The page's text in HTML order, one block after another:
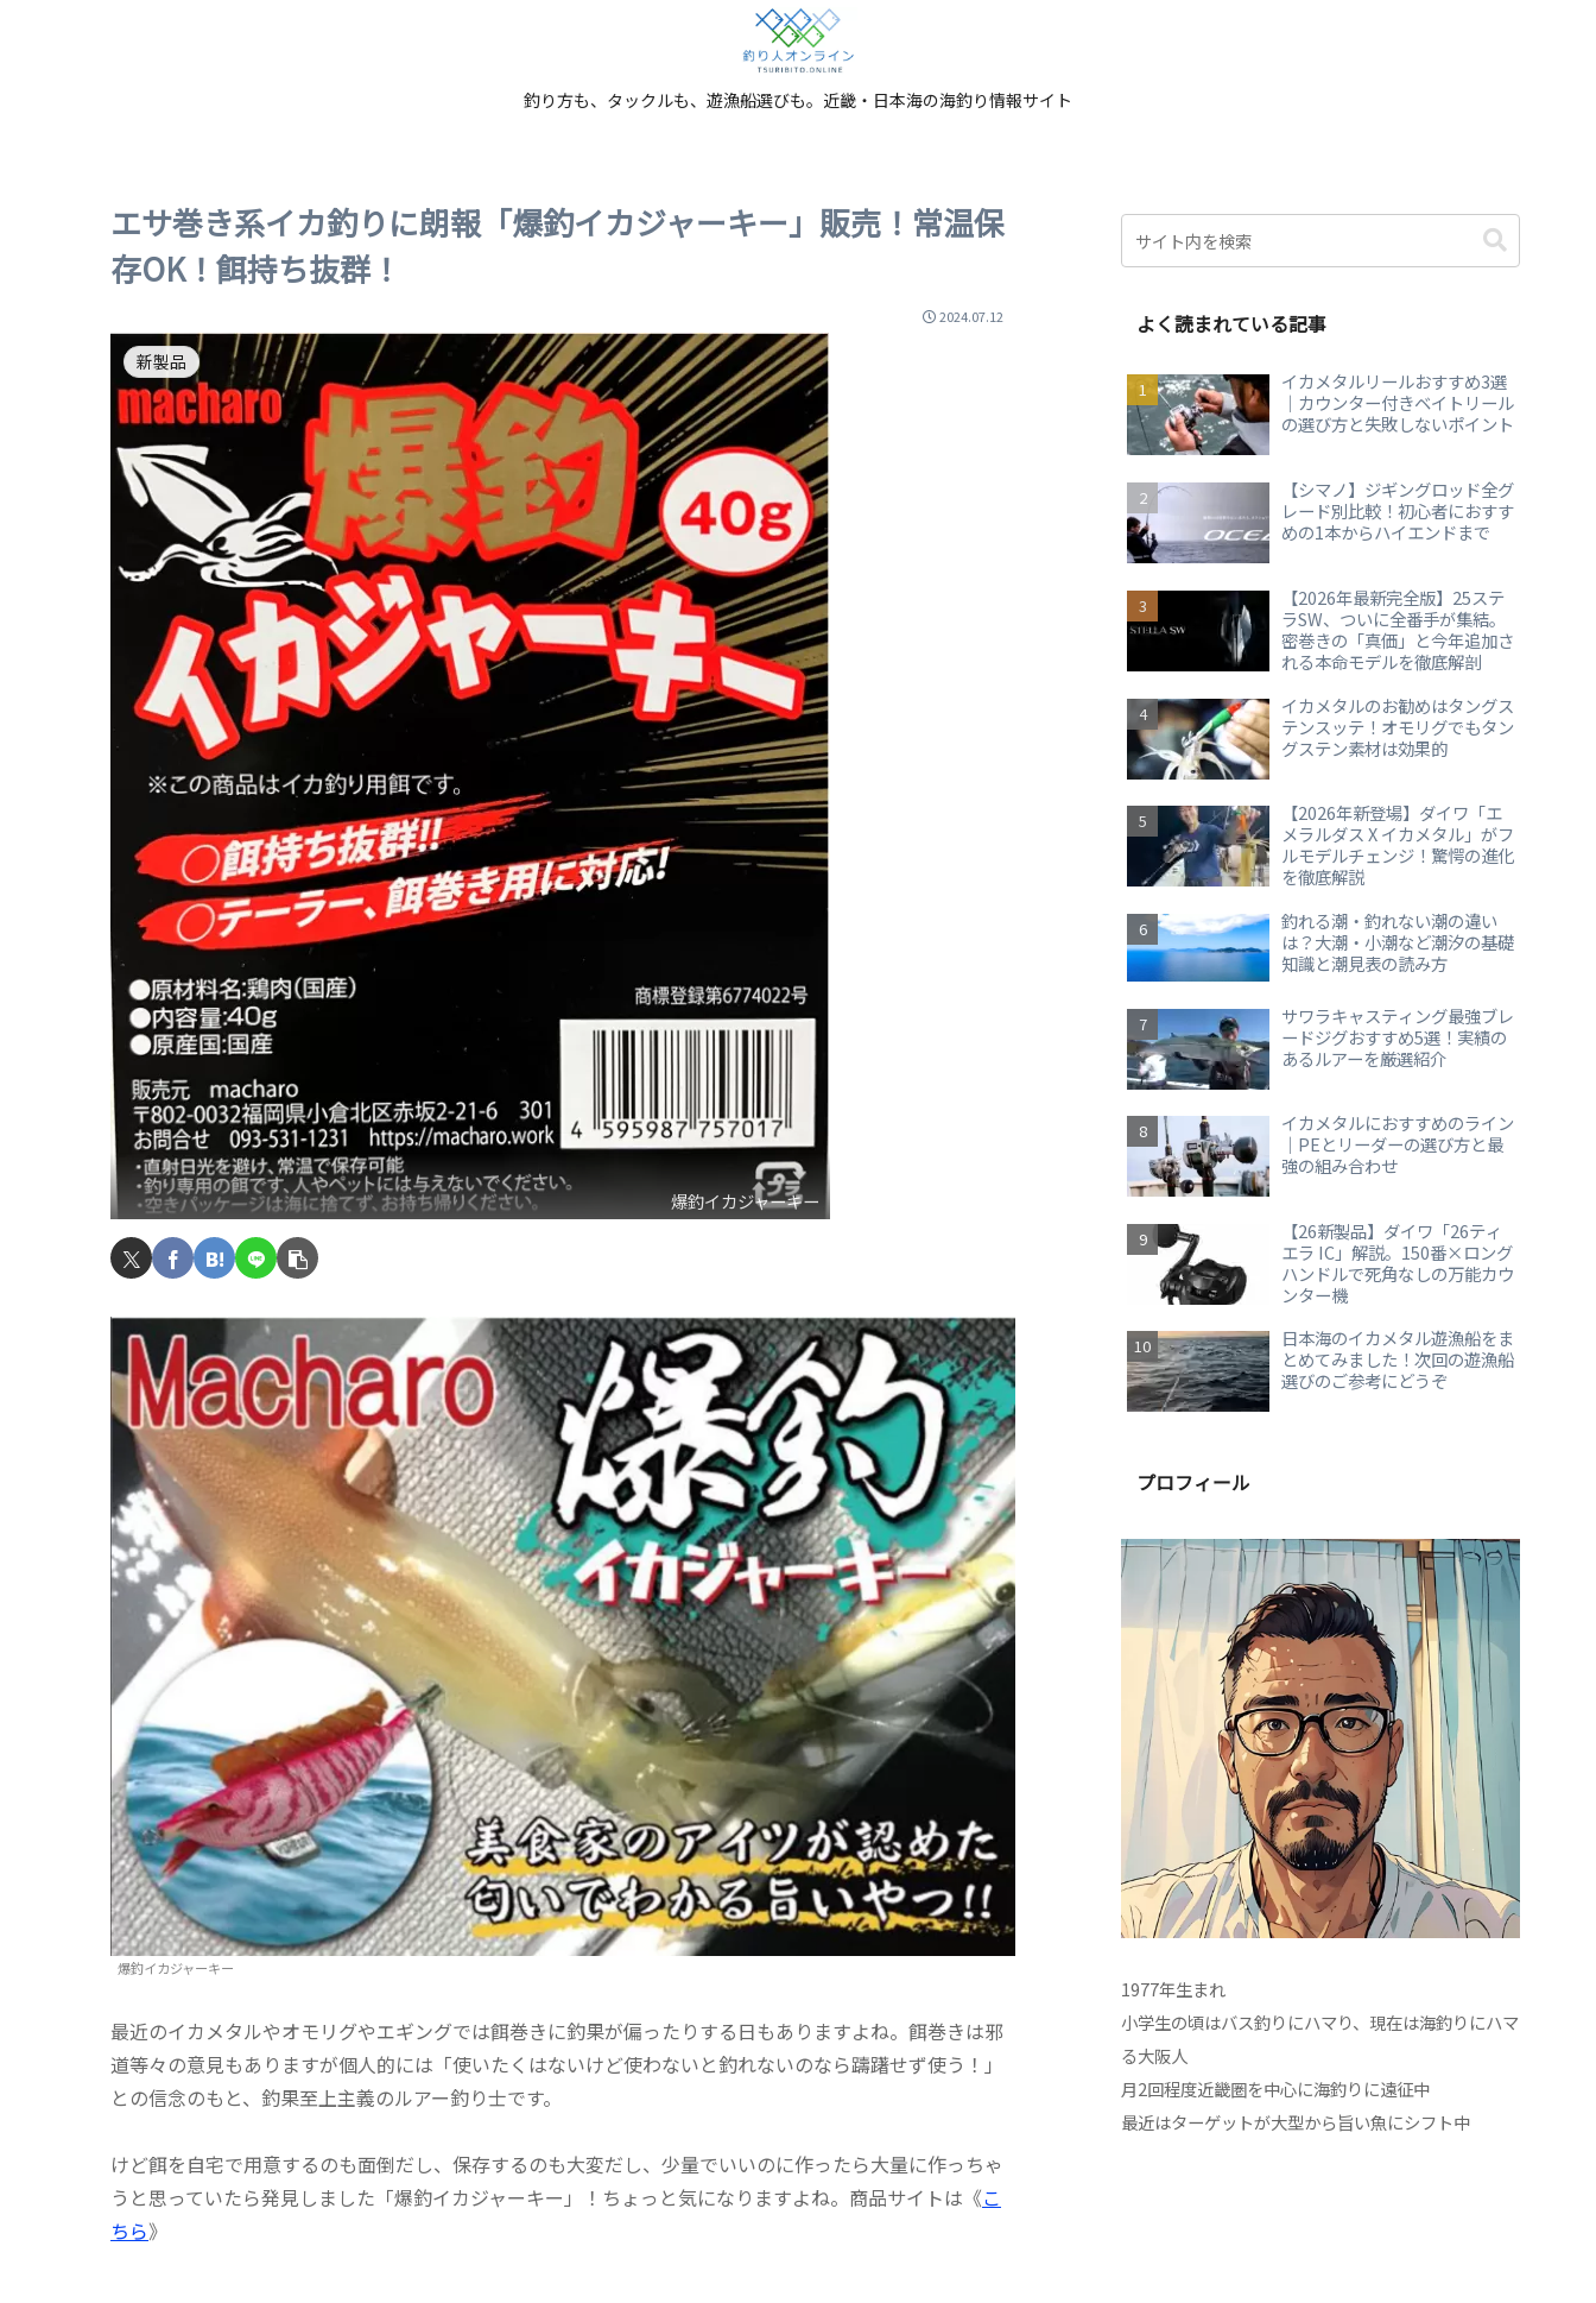
釣り方も、タックルも、遊漁船選びも。近畿・日本海の海釣り情報サイト
エサ巻き系イカ釣りに朗報「爆釣イカジャーキー」販売！常温保
存OK！餌持ち抜群！
2024.07.12
新製品
爆釣イカジャーキー
爆釣イカジャーキー
最近のイカメタルやオモリグやエギングでは餌巻きに釣果が偏ったりする日もありますよね。餌巻きは邪
道等々の意見もありますが個人的には「使いたくはないけど使わないと釣れないのなら躊躇せず使う！」
との信念のもと、釣果至上主義のルアー釣り士です。
けど餌を自宅で用意するのも面倒だし、保存するのも大変だし、少量でいいのに作ったら大量に作っちゃ
うと思っていたら発見しました「爆釣イカジャーキー」！ちょっと気になりますよね。商品サイトは《こ
ちら》
よく読まれている記事
イカメタルリールおすすめ3選
｜カウンター付きベイトリール
の選び方と失敗しないポイント
【シマノ】ジギングロッド全グ
レード別比較！初心者におすす
めの1本からハイエンドまで
【2026年最新完全版】25ステ
ラSW、ついに全番手が集結。
密巻きの「真価」と今年追加さ
れる本命モデルを徹底解剖
イカメタルのお勧めはタングス
テンスッテ！オモリグでもタン
グステン素材は効果的
【2026年新登場】ダイワ「エ
メラルダス X イカメタル」がフ
ルモデルチェンジ！驚愕の進化
を徹底解説
釣れる潮・釣れない潮の違い
は？大潮・小潮など潮汐の基礎
知識と潮見表の読み方
サワラキャスティング最強ブレ
ードジグおすすめ5選！実績の
あるルアーを厳選紹介
イカメタルにおすすめのライン
｜PEとリーダーの選び方と最
強の組み合わせ
【26新製品】ダイワ「26ティ
エラ IC」解説。150番×ロング
ハンドルで死角なしの万能カウ
ンター機
日本海のイカメタル遊漁船をま
とめてみました！次回の遊漁船
選びのご参考にどうぞ
プロフィール
1977年生まれ
小学生の頃はバス釣りにハマり、現在は海釣りにハマ
る大阪人
月2回程度近畿圏を中心に海釣りに遠征中
最近はターゲットが大型から旨い魚にシフト中